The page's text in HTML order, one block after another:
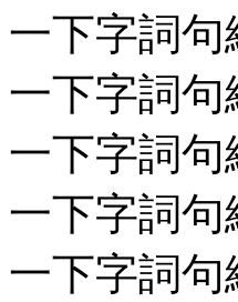
一下字詞句
一下字詞句
一下字詞句
一下字詞句
一下字詞句